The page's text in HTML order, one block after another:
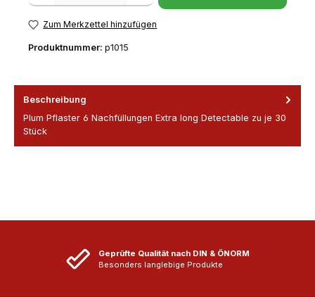
Zum Merkzettel hinzufügen
Produktnummer: p1015
Beschreibung
Plum Pflaster 6 Nachfüllungen Extra long Detectable zu je 30
Stück
Geprüfte Qualität nach DIN & ÖNORM
Besonders langlebige Produkte